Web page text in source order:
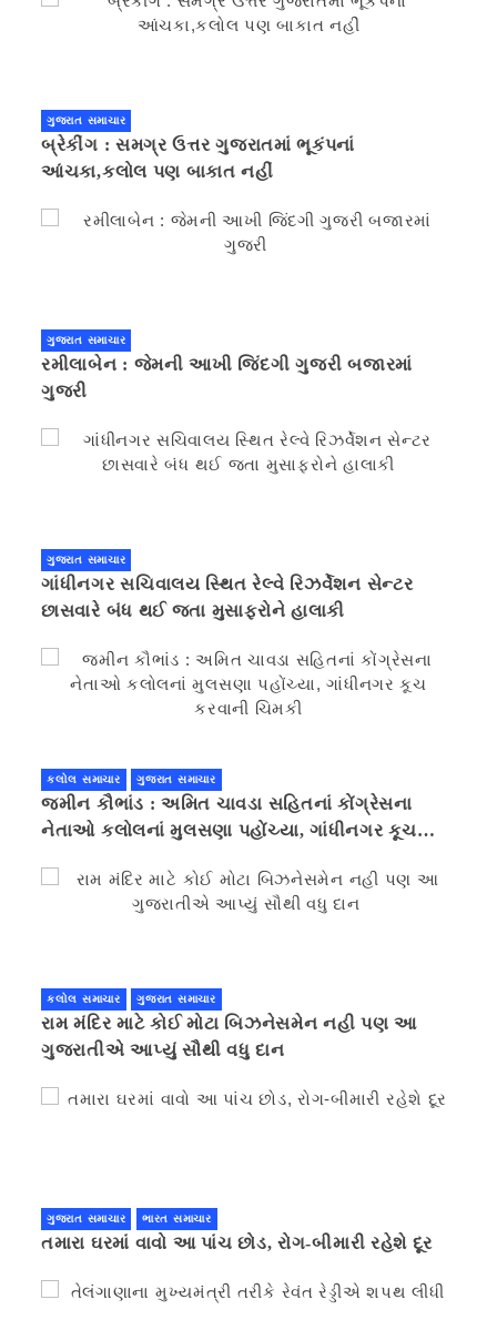
ગુજરાત સમાચાર
બ્રેકીંગ : સમગ્ર ઉત્તર ગુજરાતમાં ભૂકંપનાં
આંચકા,કલોલ પણ બાકાત નહીં
ગુજરાત સમાચાર
રમીલાબેન : જેમની આખી જિંદગી ગુજરી બજારમાં
ગુજરી
ગુજરાત સમાચાર
ગાંધીનગર સચિવાલય સ્થિત રેલ્વે રિઝર્વેશન સેન્ટર
છાસવારે બંધ થઈ જતા મુસાફરોને હાલાકી
કલોલ સમાચાર ગુજરાત સમાચાર
જમીન કૌભાંડ : અમિત ચાવડા સહિતનાં કોંગ્રેસના
નેતાઓ કલોલનાં મુલસણા પહોંચ્યા, ગાંધીનગર કૂચ
કલોલ સમાચાર ગુજરાત સમાચાર
રામ મંદિર માટે કોઈ મોટા બિઝનેસમેન નહી પણ આ
ગુજરાતીએ આપ્યું સૌથી વધુ દાન
ગુજરાત સમાચાર ભારત સમાચાર
તમારા ઘરમાં વાવો આ પાંચ છોડ, રોગ-બીમારી રહેશે દૂર